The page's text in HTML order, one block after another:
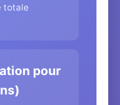
totale
pour